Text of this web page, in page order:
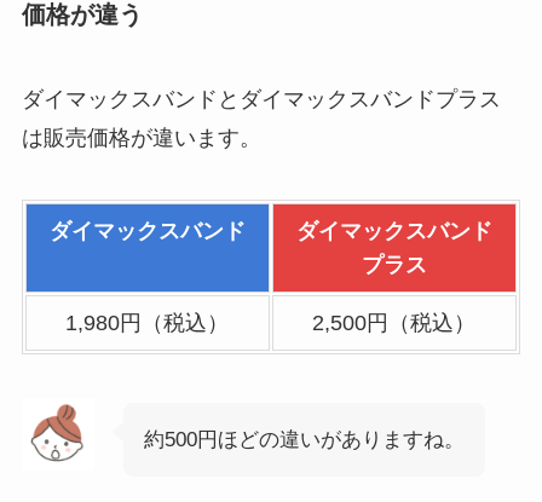
価格が違う
ダイマックスバンドとダイマックスバンドプラス
は販売価格が違います。
ダイマックスバンド
ダイマックスバンド
プラス
1,980円（税込） 2,500円（税込）
約500円ほどの違いがありますね。